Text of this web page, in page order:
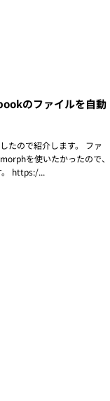
のファイルを自動
たので紹介します。 ファ
を使いたかったので、
。 https:/...